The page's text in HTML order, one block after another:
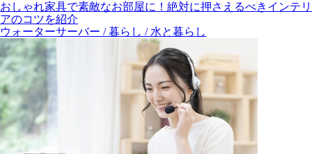
おしゃれ家具で素敵なお部屋に！絶対に押さえるべきインテリ
アのコツを紹介
ウォーターサーバー / 暮らし / 水と暮らし